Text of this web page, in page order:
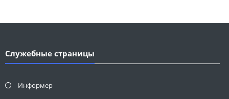
Служебные страницы
Информер